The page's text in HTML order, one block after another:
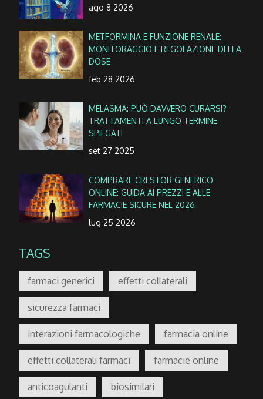
ago 8 2026
METFORMINA E FUNZIONE RENALE:
MONITORAGGIO E REGOLAZIONE DELLA
DOSE
feb 28 2026
MELASMA: PUÒ DAVVERO CURARSI?
TRATTAMENTI A LUNGO TERMINE
SPIEGATI
set 27 2025
COMPRARE CRESTOR GENERICO
ONLINE: GUIDA AI PREZZI E ALLE
FARMACIE SICURE NEL 2026
lug 25 2026
TAGS
farmaci generici effetti collaterali
sicurezza farmaci
interazioni farmacologiche farmacia online
effetti collaterali farmaci farmacie online
anticoagulanti biosimilari